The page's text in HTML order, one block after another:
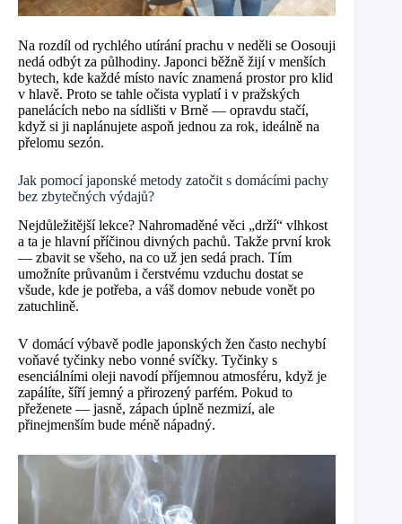
Na rozdíl od rychlého utírání prachu v neděli se Oosouji
nedá odbýt za půlhodiny. Japonci běžně žijí v menších
bytech, kde každé místo navíc znamená prostor pro klid
v hlavě. Proto se tahle očista vyplatí i v pražských
panelácích nebo na sídlišti v Brně — opravdu stačí,
když si ji naplánujete aspoň jednou za rok, ideálně na
přelomu sezón.
Jak pomocí japonské metody zatočit s domácími pachy
bez zbytečných výdajů?
Nejdůležitější lekce? Nahromaděné věci „drží“ vlhkost
a ta je hlavní příčinou divných pachů. Takže první krok
— zbavit se všeho, na co už jen sedá prach. Tím
umožníte průvanům i čerstvému vzduchu dostat se
všude, kde je potřeba, a váš domov nebude vonět po
zatuchlině.
V domácí výbavě podle japonských žen často nechybí
voňavé tyčinky nebo vonné svíčky. Tyčinky s
esenciálními oleji navodí příjemnou atmosféru, když je
zapálíte, šíří jemný a přirozený parfém. Pokud to
přeženete — jasně, zápach úplně nezmizí, ale
přinejmenším bude méně nápadný.